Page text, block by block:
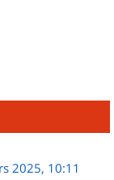
2025, 10:11